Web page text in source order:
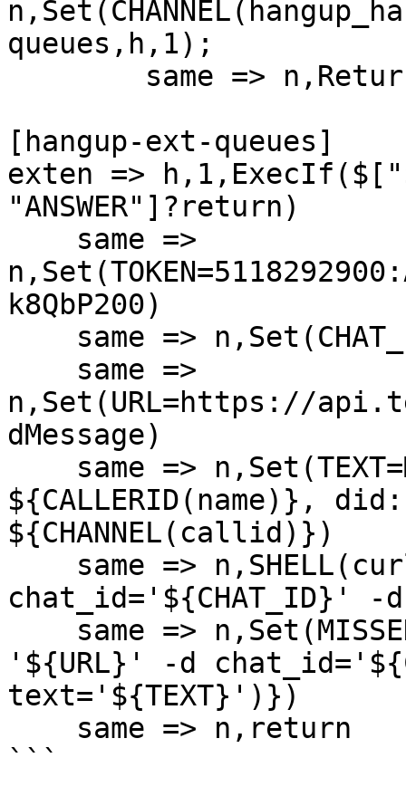
queues,h,1);
[hangup-ext-queues]
exten =>
"ANSWER"]?return)
k8QbP200)
n,Set(URL=https://
dMessage)
${CALLERID(name)},
${CHANNEL(callid)})
chat_id='${CHAT_ID}'
'${URL}' -d
text='${TEXT}')})
```